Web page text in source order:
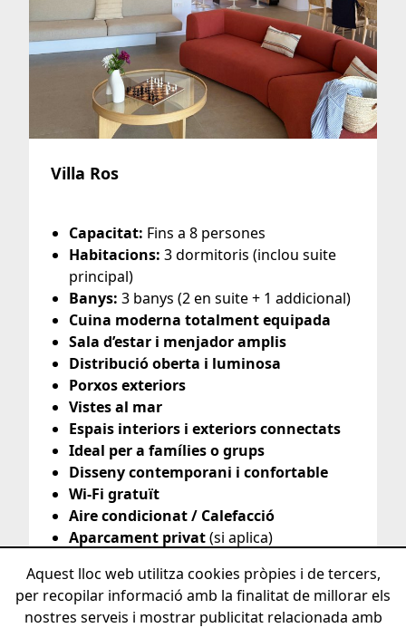
Villa Ros
Capacitat: Fins a 8 persones
Habitacions: 3 dormitoris (inclou suite
principal)
Banys: 3 banys (2 en suite + 1 addicional)
Cuina moderna totalment equipada
Sala d’estar i menjador amplis
Distribució oberta i luminosa
Porxos exteriors
Vistes al mar
Espais interiors i exteriors connectats
Ideal per a famílies o grups
Disseny contemporani i confortable
Wi-Fi gratuït
Aire condicionat / Calefacció
Aparcament privat(si aplica)
Aquest lloc web utilitza cookies pròpies i de tercers,
per recopilar informació amb la finalitat de millorar els
nostres serveis i mostrar publicitat relacionada amb